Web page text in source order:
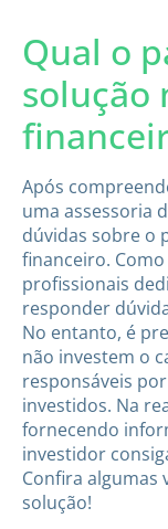
Qual o
solução
Após
uma assessoria
dúvidas sobre o
financeiro.
profissionais
responder
No entanto, é
não investem o
responsáveis
investidos. Na
fornecendo
investidor
Confira algumas
solução!